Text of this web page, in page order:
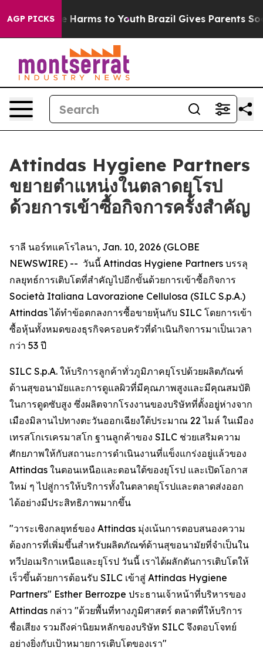
AGP PICKS
to Abate Harms to Youth Brazil Gives Parents
Attindas Hygiene Partners
ขยายตำแหน่งในตลาดยุโรป
ด้วยการเข้าซื้อกิจการครั้งสำคัญ
ราลี นอร์ทแคโรไลนา, Jan. 10, 2026 (GLOBE
NEWSWIRE) -- วันนี้ Attindas Hygiene Partners บรรลุ
กลยุทธ์การเติบโตที่สำคัญไปอีกขั้นด้วยการเข้าซื้อกิจการ
Società Italiana Lavorazione Cellulosa (SILC S.p.A.)
Attindas ได้ทำข้อตกลงการซื้อขายหุ้นกับ SILC โดยการเข้า
ซื้อหุ้นทั้งหมดของธุรกิจครอบครัวที่ดำเนินกิจการมาเป็นเวลา
กว่า 53 ปี
SILC S.p.A. ให้บริการลูกค้าทั่วภูมิภาคยุโรปด้วยผลิตภัณฑ์
ด้านสุขอนามัยและการดูแลผิวที่มีคุณภาพสูงและมีคุณสมบัติ
ในการดูดซับสูง ซึ่งผลิตจากโรงงานของบริษัทที่ตั้งอยู่ห่างจาก
เมืองมิลานไปทางตะวันออกเฉียงใต้ประมาณ 22 ไมล์ ในเมือง
เทรสโกเรเครมาสโก ฐานลูกค้าของ SILC ช่วยเสริมความ
ศักยภาพให้กับสถานะการดำเนินงานที่แข็งแกร่งอยู่แล้วของ
Attindas ในตอนเหนือและตอนใต้ของยุโรป และเปิดโอกาส
ใหม่ ๆ ไปสู่การให้บริการทั้งในตลาดยุโรปและตลาดส่งออก
ได้อย่างมีประสิทธิภาพมากขึ้น
"วาระเชิงกลยุทธ์ของ Attindas มุ่งเน้นการตอบสนองความ
ต้องการที่เพิ่มขึ้นสำหรับผลิตภัณฑ์ด้านสุขอนามัยที่จำเป็นใน
ทวีปอเมริกาเหนือและยุโรป วันนี้ เราได้ผลักดันการเติบโตให้
เร็วขึ้นด้วยการต้อนรับ SILC เข้าสู่ Attindas Hygiene
Partners" Esther Berrozpe ประธานเจ้าหน้าที่บริหารของ
Attindas กล่าว "ด้วยพื้นที่ทางภูมิศาสตร์ ตลาดที่ให้บริการ
ชื่อเสียง รวมถึงค่านิยมหลักของบริษัท SILC จึงตอบโจทย์
อย่างยิ่งกับเป้าหมายการเติบโตของเรา"